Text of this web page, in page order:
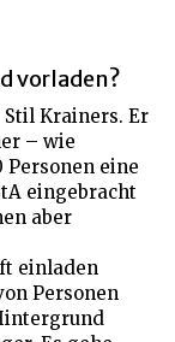
vorladen?
Krainers. Er
– wie
eine
eingebracht
aber
einladen
Personen